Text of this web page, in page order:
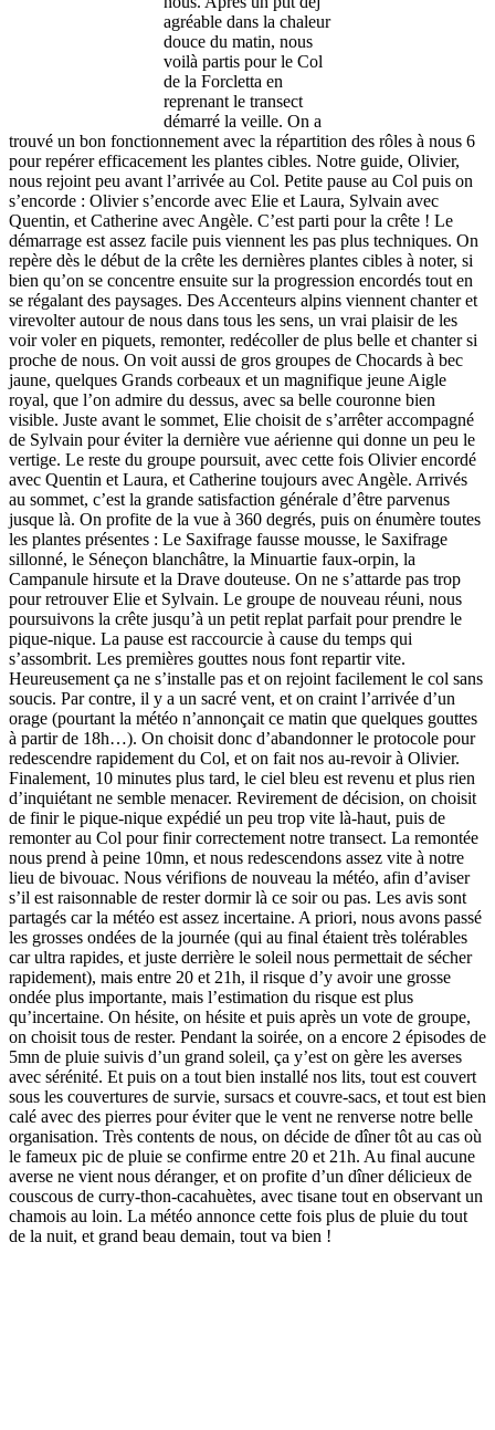
agréable dans la chaleur
douce du matin, nous
voilà partis pour le Col
de la Forcletta en
reprenant le transect
démarré la veille. On a
trouvé un bon fonctionnement avec la répartition des rôles à nous 6
pour repérer efficacement les plantes cibles. Notre guide, Olivier,
nous rejoint peu avant l’arrivée au Col. Petite pause au Col puis on
s’encorde : Olivier s’encorde avec Elie et Laura, Sylvain avec
Quentin, et Catherine avec Angèle. C’est parti pour la crête ! Le
démarrage est assez facile puis viennent les pas plus techniques. On
repère dès le début de la crête les dernières plantes cibles à noter, si
bien qu’on se concentre ensuite sur la progression encordés tout en
se régalant des paysages. Des Accenteurs alpins viennent chanter et
virevolter autour de nous dans tous les sens, un vrai plaisir de les
voir voler en piquets, remonter, redécoller de plus belle et chanter si
proche de nous. On voit aussi de gros groupes de Chocards à bec
jaune, quelques Grands corbeaux et un magnifique jeune Aigle
royal, que l’on admire du dessus, avec sa belle couronne bien
visible. Juste avant le sommet, Elie choisit de s’arrêter accompagné
de Sylvain pour éviter la dernière vue aérienne qui donne un peu le
vertige. Le reste du groupe poursuit, avec cette fois Olivier encordé
avec Quentin et Laura, et Catherine toujours avec Angèle. Arrivés
au sommet, c’est la grande satisfaction générale d’être parvenus
jusque là. On profite de la vue à 360 degrés, puis on énumère toutes
les plantes présentes : Le Saxifrage fausse mousse, le Saxifrage
sillonné, le Séneçon blanchâtre, la Minuartie faux-orpin, la
Campanule hirsute et la Drave douteuse. On ne s’attarde pas trop
pour retrouver Elie et Sylvain. Le groupe de nouveau réuni, nous
poursuivons la crête jusqu’à un petit replat parfait pour prendre le
pique-nique. La pause est raccourcie à cause du temps qui
s’assombrit. Les premières gouttes nous font repartir vite.
Heureusement ça ne s’installe pas et on rejoint facilement le col sans
soucis. Par contre, il y a un sacré vent, et on craint l’arrivée d’un
orage (pourtant la météo n’annonçait ce matin que quelques gouttes
à partir de 18h…). On choisit donc d’abandonner le protocole pour
redescendre rapidement du Col, et on fait nos au-revoir à Olivier.
Finalement, 10 minutes plus tard, le ciel bleu est revenu et plus rien
d’inquiétant ne semble menacer. Revirement de décision, on choisit
de finir le pique-nique expédié un peu trop vite là-haut, puis de
remonter au Col pour finir correctement notre transect. La remontée
nous prend à peine 10mn, et nous redescendons assez vite à notre
lieu de bivouac. Nous vérifions de nouveau la météo, afin d’aviser
s’il est raisonnable de rester dormir là ce soir ou pas. Les avis sont
partagés car la météo est assez incertaine. A priori, nous avons passé
les grosses ondées de la journée (qui au final étaient très tolérables
car ultra rapides, et juste derrière le soleil nous permettait de sécher
rapidement), mais entre 20 et 21h, il risque d’y avoir une grosse
ondée plus importante, mais l’estimation du risque est plus
qu’incertaine. On hésite, on hésite et puis après un vote de groupe,
on choisit tous de rester. Pendant la soirée, on a encore 2 épisodes de
5mn de pluie suivis d’un grand soleil, ça y’est on gère les averses
avec sérénité. Et puis on a tout bien installé nos lits, tout est couvert
sous les couvertures de survie, sursacs et couvre-sacs, et tout est bien
calé avec des pierres pour éviter que le vent ne renverse notre belle
organisation. Très contents de nous, on décide de dîner tôt au cas où
le fameux pic de pluie se confirme entre 20 et 21h. Au final aucune
averse ne vient nous déranger, et on profite d’un dîner délicieux de
couscous de curry-thon-cacahuètes, avec tisane tout en observant un
chamois au loin. La météo annonce cette fois plus de pluie du tout
de la nuit, et grand beau demain, tout va bien !